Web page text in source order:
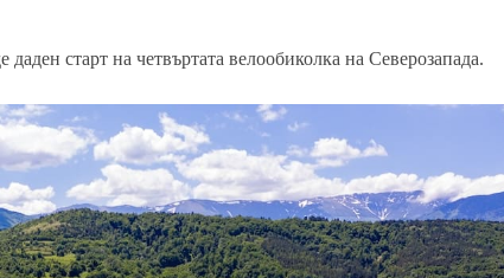
старт на четвъртата велообиколка на Северозапада.